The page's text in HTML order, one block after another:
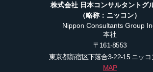
株式会社 日本コンサルタントグ
（略称：ニッコン）
Nippon Consultants Group
本社
〒161-8553
東京都新宿区下落合3-22-15ニッコ
MAP